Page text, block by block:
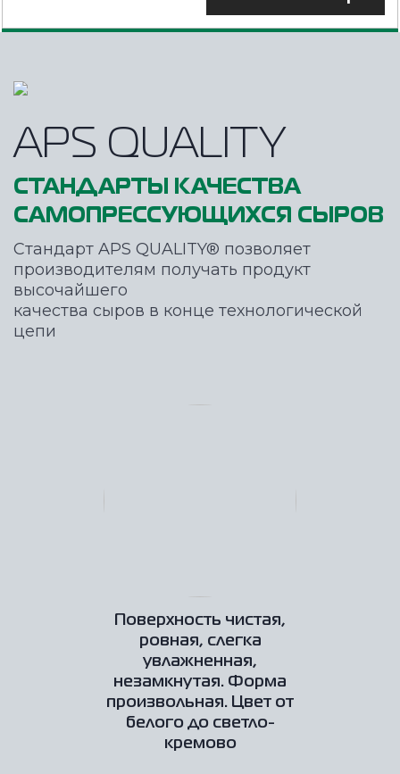
APS QUALITY
СТАНДАРТЫ КАЧЕСТВА
САМОПРЕССУЮЩИХСЯ СЫРОВ
Стандарт APS QUALITY® позволяет
производителям получать продукт
высочайшего
качества сыров в конце технологической
цепи
Поверхность чистая,
ровная, слегка
увлажненная,
незамкнутая. Форма
произвольная. Цвет от
белого до светло-
кремово